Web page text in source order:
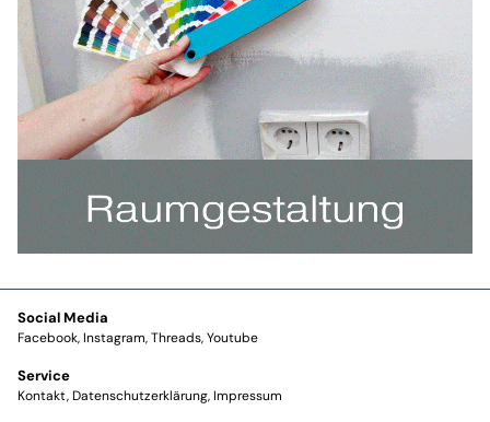
Social Media
Facebook Instagram Threads Youtube
Service
Kontakt Datenschutzerklärung Impressum